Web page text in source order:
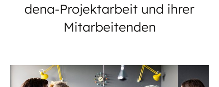
dena-Projektarbeit und ihrer
Mitarbeitenden